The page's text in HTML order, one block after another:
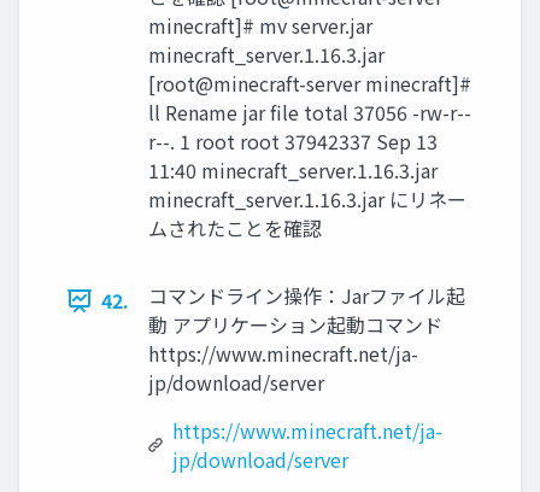
minecraft]# mv server.jar
minecraft_server.1.16.3.jar
[root@minecraft-server minecraft]#
ll Rename jar file total 37056 -rw-r--
r--. 1 root root 37942337 Sep 13
11:40 minecraft_server.1.16.3.jar
minecraft_server.1.16.3.jar にリネー
ムされたことを確認
42.
コマンドライン操作：Jarファイル起
動 アプリケーション起動コマンド
https://www.minecraft.net/ja-
jp/download/server
https://www.minecraft.net/ja-
jp/download/server